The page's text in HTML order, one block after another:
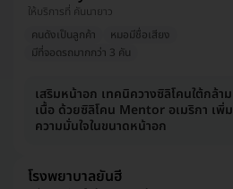
ให้บริการที่ คันนายาว
คนดังเป็นลูกค้า
หมอมีชื่อเสียง
มีที่จอดรถมากกว่า 3 คัน
เสริมหน้าอก เทคนิควางซิลิโคนใต้กล้าม
เนื้อ ด้วยซิลิโคน Mentor อเมริกา เพิ่ม
ความมั่นใจในขนาดหน้าอก
โรงพยาบาลยันฮี